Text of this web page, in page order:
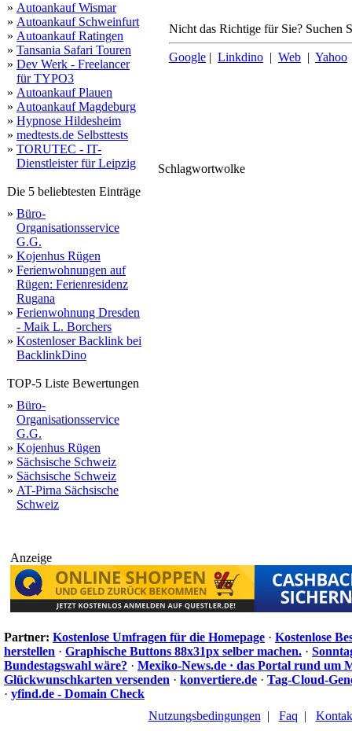
» Autoankauf Wismar
» Autoankauf Schweinfurt
» Autoankauf Ratingen
» Tansania Safari Touren
» Dev Werk - Freelancer
für TYPO3
» Autoankauf Plauen
» Autoankauf Magdeburg
» Hypnose Hildesheim
» medtests.de Selbsttests
» TORUTEC - IT-
Dienstleister für Leipzig
Die 5 beliebtesten Einträge
» Büro-
Organisationsservice
G.G.
» Kojenhus Rügen
» Ferienwohnungen auf
Rügen: Ferienresidenz
Rugana
» Ferienwohnung Dresden
- Maik L. Borchers
» Kostenloser Backlink bei
BacklinkDino
TOP-5 Liste Bewertungen
» Büro-
Organisationsservice
G.G.
» Kojenhus Rügen
» Sächsische Schweiz
» Sächsische Schweiz
» AT-Pirna Sächsische
Schweiz
Nicht das Richtige für Sie? Suchen
Google | Linkdino | Web | Yahoo
Schlagwortwolke
Anzeige
Partner: Kostenlose Umfragen für die Homepage · Kostenlose
herstellen · Graphische Buttons 88x31px selber machen. ·
Bundestagswahl wäre? · Mexiko-News.de · das Portal rund um
Glückwunschkarten versenden · konvertiere.de · Tag-Cloud-
· yfind.de - Domain Check
Nutzungsbedingungen | Faq |